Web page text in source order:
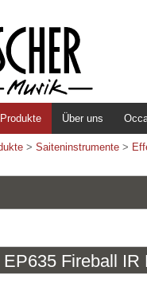
Produkte Über uns
> Saiteninstrumente >
EP635 Fireball IR